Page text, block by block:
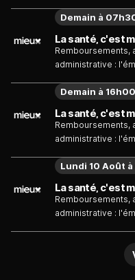
moyens pour y
Remboursements,
administrative :
moyens pour y
Demain à
Remboursements,
administrative :
moyens pour y
Demain à 16h00
La santé, c'est
Remboursements,
administrative :
moyens pour y
Lundi 10 Août